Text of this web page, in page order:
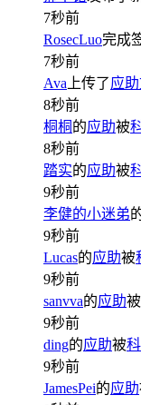
7秒前
RosecLuo完成
7秒前
Ava上传了 应
8秒前
桐桐 的应助被
8秒前
踏实的应助被
9秒前
李健的小迷弟
9秒前
Lucas的应助被
9秒前
sanvva的应助被
9秒前
ding的应助被
9秒前
JamesPei的应助